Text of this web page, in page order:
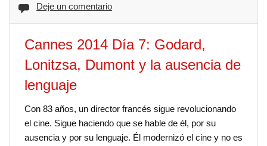
Deje un comentario
Cannes 2014 Día 7: Godard,
Lonitzsa, Dumont y la ausencia de
lenguaje
Con 83 años, un director francés sigue revolucionando
el cine. Sigue haciendo que se hable de él, por su
ausencia y por su lenguaje. Él modernizó el cine y no es